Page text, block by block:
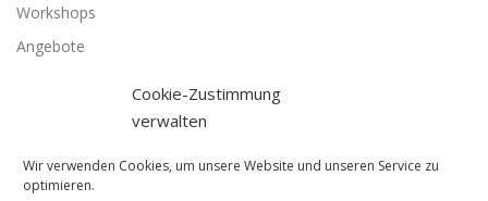
Cookie-Zustimmung
verwalten
Wir verwenden Cookies, um unsere Website und unseren Service zu
optimieren.
Workshops
Angebote
Cookie-Richtlinie (EU)
Datenschutz